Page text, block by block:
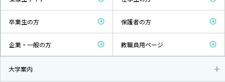
卒業生の方 保護者の方
企業・一般の方 教職員用ページ
大学案内